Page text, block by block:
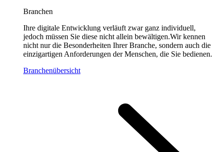
Branchen
Ihre digitale Entwicklung verläuft zwar ganz individuell,
jedoch müssen Sie diese nicht allein bewältigen.Wir kennen
nicht nur die Besonderheiten Ihrer Branche, sondern auch die
einzigartigen Anforderungen der Menschen, die Sie bedienen.
Branchenübersicht